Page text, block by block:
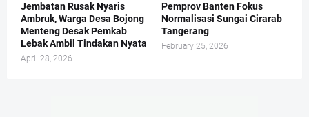
Jembatan Rusak Nyaris
Ambruk, Warga Desa Bojong
Menteng Desak Pemkab
Lebak Ambil Tindakan Nyata
April 28, 2026
Pemprov Banten Fokus
Normalisasi Sungai Cirarab
Tangerang
February 25, 2026